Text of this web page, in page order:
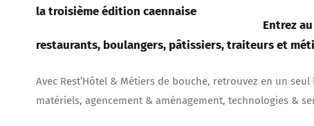
Entrez
restaurants, boulangers, pâtissiers, traiteurs et
Avec Rest’Hôtel & Métiers de bouche, retrouvez en un
matériels, agencement & aménagement, technologies &